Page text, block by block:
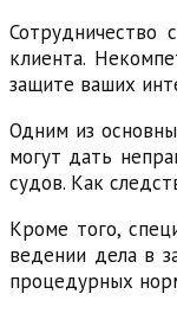
Сотрудничество
клиента.
защите ваших
Одним из
могут дать
судов. Как
Кроме того,
ведении дела в
процедурных